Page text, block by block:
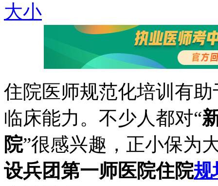
大小
住院医师规范化培训有
临床能力。不少人都对“
院”很感兴趣，正小保为
设兵团第一师医院住院规